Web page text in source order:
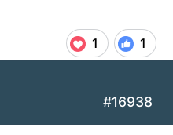
1 1
#16938